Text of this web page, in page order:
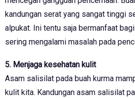
kandungan serat yang sangat tinggi
alpukat. Ini tentu saja bermanfaat
sering mengalami masalah pada
5. Menjaga kesehatan kulit
Asam salisilat pada buah kurma
kulit kita. Kandungan asam salisilat